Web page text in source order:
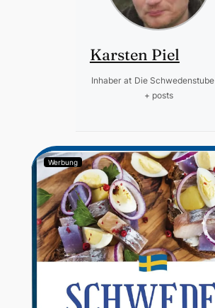
Karsten Piel
Inhaber at Die Schwedenstube
+ posts
Werbung